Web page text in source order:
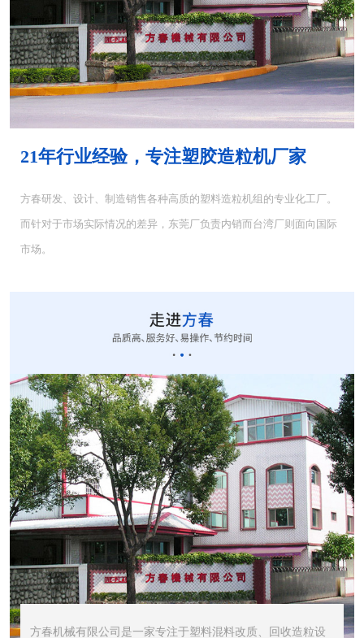
MH-4000塑胶混... MH-6000塑料混...
CUT-20立式切粒...
STR1000振动筛... STR600震动筛<...
21年行业经验，专注塑胶造粒机厂家
方春研发、设计、制造销售各种高质的塑料造粒机组的专业化工厂。
而针对于市场实际情况的差异，东莞厂负责内销而台湾厂则面向国际
市场。
方春机械有限公司是一家专注于塑料混料改质、回收造粒设